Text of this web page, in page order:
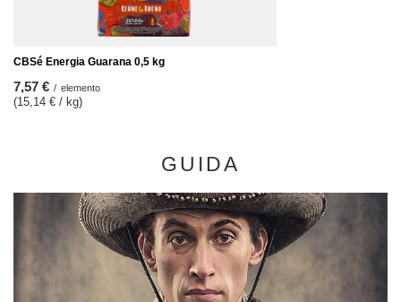
CBSé Energia Guarana 0,5 kg
7,57 € / elemento
(15,14 € / kg)
GUIDA